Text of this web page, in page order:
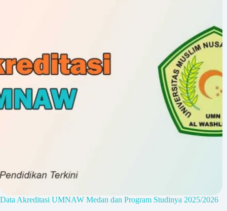
Data Akreditasi UMNAW Medan dan Program Studinya 2025/2026